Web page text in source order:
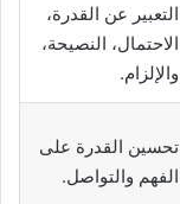
التعبير عن القدرة،
الاحتمال، النصيحة،
والإلزام.
تحسين القدرة على
الفهم والتواصل.